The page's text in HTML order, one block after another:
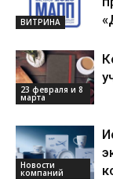
ВИТРИНА
23 февраля и 8
марта
Новости
компаний